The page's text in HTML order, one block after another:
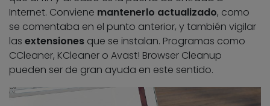
Internet. Conviene mantenerlo actualizado, como
se comentaba en el punto anterior, y también vigilar
las extensiones que se instalan. Programas como
CCleaner, KCleaner o Avast! Browser Cleanup
pueden ser de gran ayuda en este sentido.